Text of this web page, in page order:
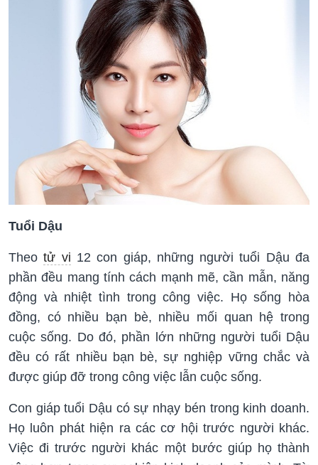
Tuổi Dậu
Theotử vi 12 con giáp, những người tuổi Dậu đa
phần đều mang tính cách mạnh mẽ, cần mẫn, năng
động và nhiệt tình trong công việc. Họ sống hòa
đồng, có nhiều bạn bè, nhiều mối quan hệ trong
cuộc sống. Do đó, phần lớn những người tuổi Dậu
đều có rất nhiều bạn bè, sự nghiệp vững chắc và
được giúp đỡ trong công việc lẫn cuộc sống.
Con giáp tuổi Dậu có sự nhạy bén trong kinh doanh.
Họ luôn phát hiện ra các cơ hội trước người khác.
Việc đi trước người khác một bước giúp họ thành